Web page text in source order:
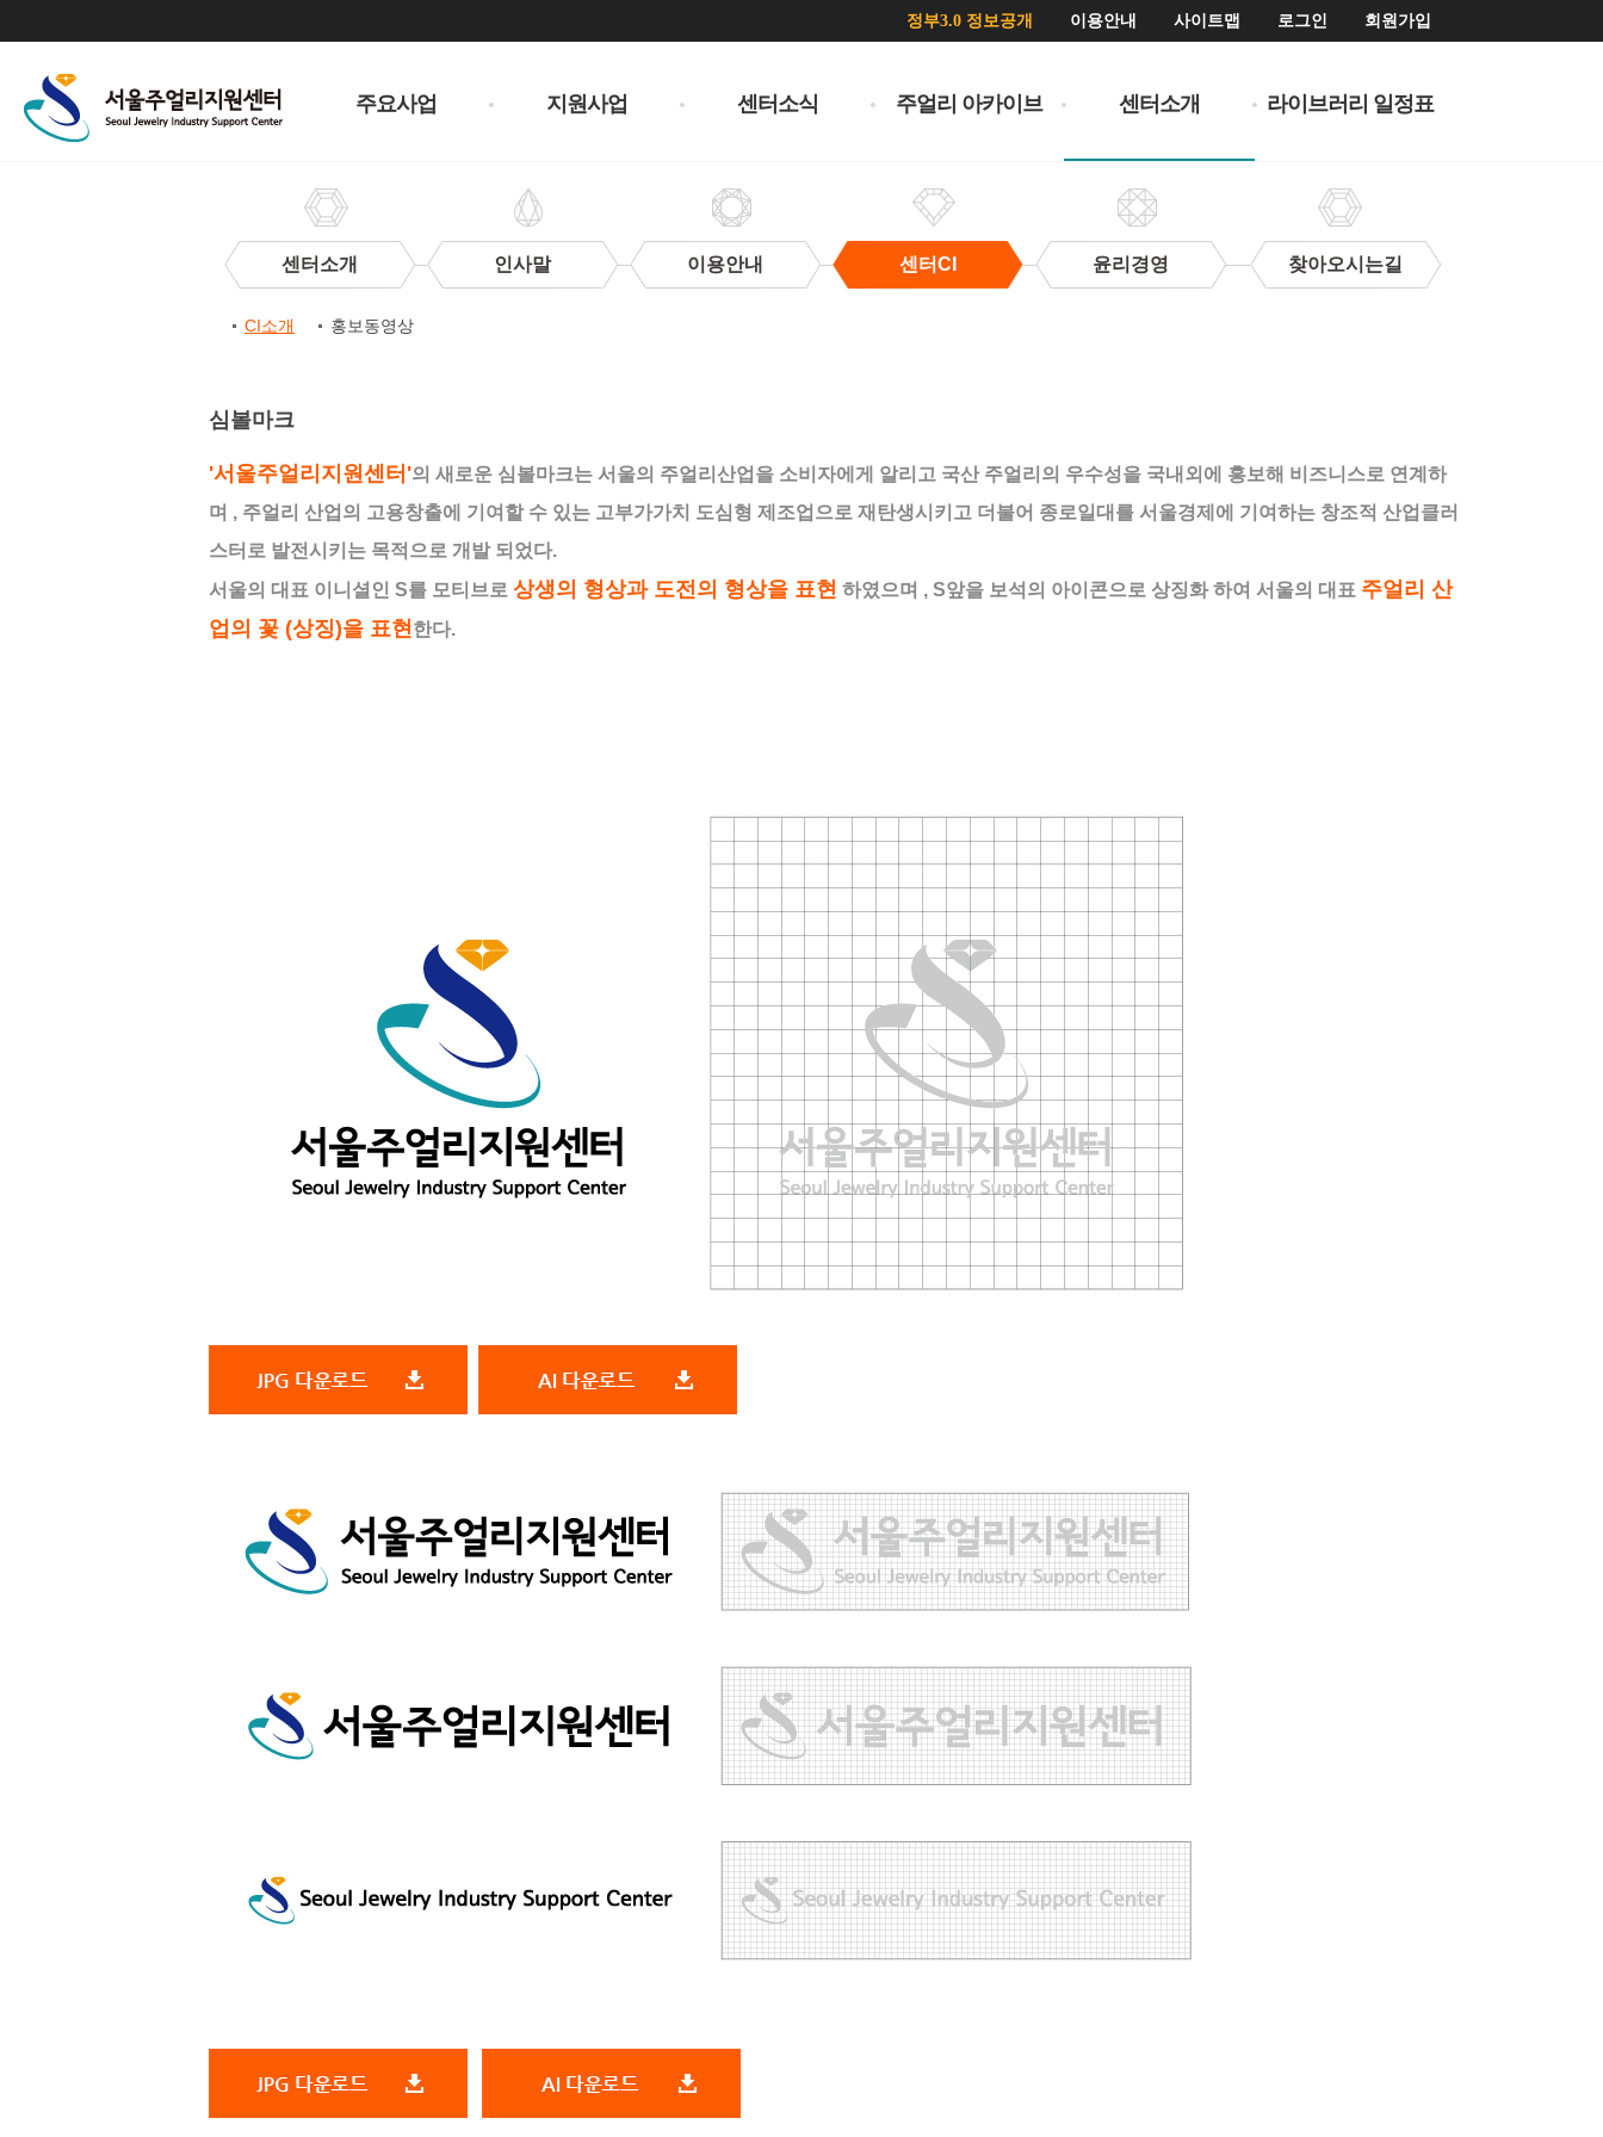
정부3.0 정보공개 이용안내 사이트맵 로그인 회원가입
주요사업 지원사업 센터소식 주얼리 아카이브 센터소개 라이브러리 일정표
센터소개 인사말 이용안내 센터CI 윤리경영 찾아오시는길
CI소개 홍보동영상
개
심볼마크
'서울주얼리지원센터'의 새로운 심볼마크는 서울의 주얼리산업을 소비자에게 알리고 국산 주얼리의 우수성을 국내외에 홍보해 비즈니스로 연계하
며 , 주얼리 산업의 고용창출에 기여할 수 있는 고부가가치 도심형 제조업으로 재탄생시키고 더불어 종로일대를 서울경제에 기여하는 창조적 산업클러
스터로 발전시키는 목적으로 개발 되었다.
서울의 대표 이니셜인 S를 모티브로 상생의 형상과 도전의 형상을 표현 하였으며 , S앞을 보석의 아이콘으로 상징화 하여 서울의 대표 주얼리 산
업의 꽃 (상징)을 표현한다.